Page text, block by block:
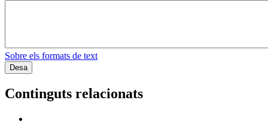
Sobre els formats de text
Continguts relacionats